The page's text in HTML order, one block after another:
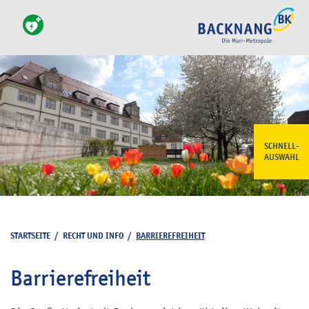
SCHNELL-
AUSWAHL
STARTSEITE / RECHT UND INFO / BARRIEREFREIHEIT
Barrierefreiheit